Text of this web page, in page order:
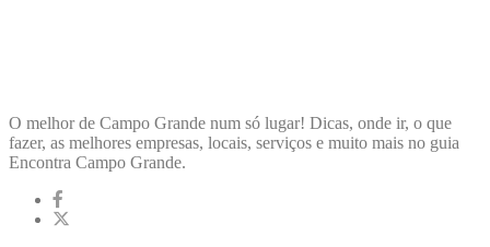
O melhor de Campo Grande num só lugar! Dicas, onde ir, o que
fazer, as melhores empresas, locais, serviços e muito mais no guia
Encontra Campo Grande.